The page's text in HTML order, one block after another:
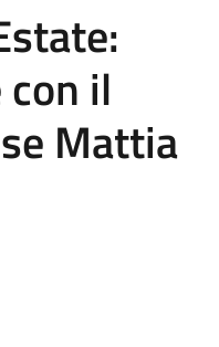
il
Mattia